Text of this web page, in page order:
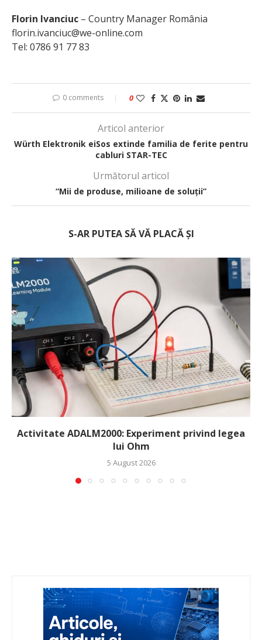
Florin Ivanciuc – Country Manager România
florin.ivanciuc@we-online.com
Tel: 0786 91 77 83
0 comments 0
Articol anterior
Würth Elektronik eiSos extinde familia de ferite pentru
cabluri STAR-TEC
Următorul articol
“Mii de produse, milioane de soluții”
S-AR PUTEA SĂ VĂ PLACĂ ȘI
Activitate ADALM2000: Experiment privind legea
lui Ohm
5 August 2026